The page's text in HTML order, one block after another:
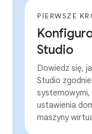
PIERWSZE
Studio
Dowiedz się,
Studio
ustawienia
maszyny